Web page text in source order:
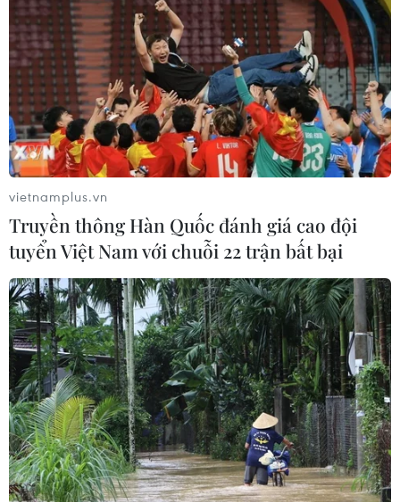
Bảo đảm an toàn hệ thống ngân
hàng và phát triển kinh tế số
09/08/2026 06:20
Cơ cấu lại vốn nhà nước tại doanh
nghiệp gắn với mục tiêu tăng trưởng
hai con số
07/08/2026 13:16
Bộ Tài chính: Thống nhất bốn
Chương trình mục tiêu quốc gia
thành một tổng thể
07/08/2026 13:06
Tháo gỡ dứt điểm vướng mắc hiện
hữu dự án Nhà máy điện hạt nhân
Ninh Thuận
07/08/2026 09:27
vietnamplus.vn
Truyền thông Hàn Quốc đánh giá cao đội
tuyển Việt Nam với chuỗi 22 trận bất bại